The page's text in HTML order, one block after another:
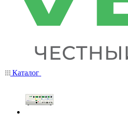
Каталог